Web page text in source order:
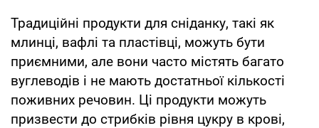
Традиційні продукти для сніданку, такі як
млинці, вафлі та пластівці, можуть бути
приємними, але вони часто містять багато
вуглеводів і не мають достатньої кількості
поживних речовин. Ці продукти можуть
призвести до стрибків рівня цукру в крові,